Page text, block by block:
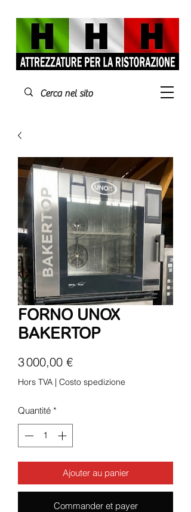
FORNO UNOX
BAKERTOP
3 000,00 €Prix
Hors TVA | Costo spedizione
Quantité *
Ajouter au panier
Commander et payer